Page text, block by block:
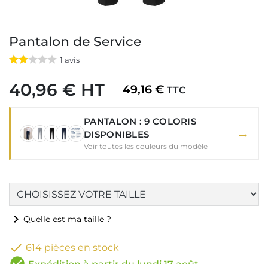
Pantalon de Service
1 avis
40,96 € HT 49,16 € TTC
PANTALON : 9 COLORIS
DISPONIBLES
Voir toutes les couleurs du modèle
→
chevron_right Quelle est ma taille ?
 614 pièces en stock